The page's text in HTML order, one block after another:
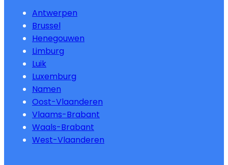
Antwerpen
Brussel
Henegouwen
Limburg
Luik
Luxemburg
Namen
Oost-Vlaanderen
Vlaams-Brabant
Waals-Brabant
West-Vlaanderen